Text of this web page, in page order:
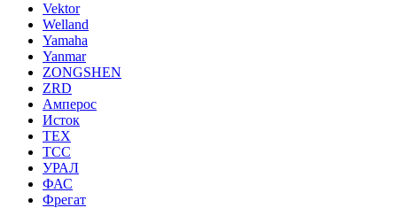
Vektor
Welland
Yamaha
Yanmar
ZONGSHEN
ZRD
Амперос
Исток
ТЕХ
ТСС
УРАЛ
ФАС
Фрегат